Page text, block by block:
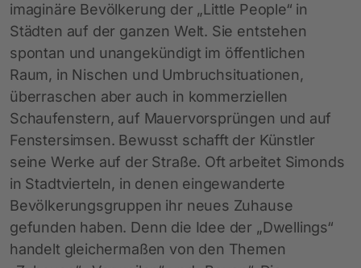
imaginäre Bevölkerung der „Little People“ in
Städten auf der ganzen Welt. Sie entstehen
spontan und unangekündigt im öffentlichen
Raum, in Nischen und Umbruchsituationen,
überraschen aber auch in kommerziellen
Schaufenstern, auf Mauervorsprüngen und auf
Fenstersimsen. Bewusst schafft der Künstler
seine Werke auf der Straße. Oft arbeitet Simonds
in Stadtvierteln, in denen eingewanderte
Bevölkerungsgruppen ihr neues Zuhause
gefunden haben. Denn die Idee der „Dwellings“
handelt gleichermaßen von den Themen